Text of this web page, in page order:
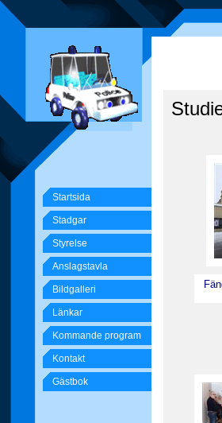
Startsida
Stadgar
Styrelse
Anslagstavla
Bildgalleri
Länkar
Kommande program
Kontakt
Gästbok